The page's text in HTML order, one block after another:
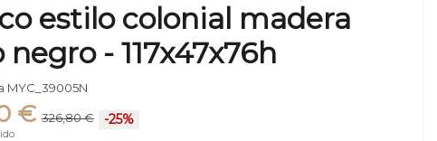
estilo colonial madera
- 117x47x76h
MYC_39005N
€ 326,80 € -25%